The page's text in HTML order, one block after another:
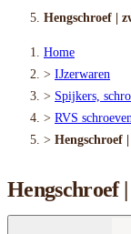
Hengschroef |
Home
> IJzerwaren
> Spijkers,
> RVS
> Hengschroef
Hengschroef